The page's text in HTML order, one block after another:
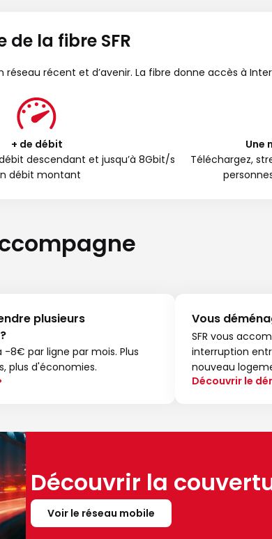
de la fibre SFR
réseau récent et d’avenir. La fibre donne accès à
+ de débit
descendant et jusqu’à 8Gbit/s
débit montant
Une
Téléchargez,
plusieurs
-8€ par ligne par mois. Plus
plus d'économies.
Vous
SFR vous
interruption
nouveau
Découvrir le
Découvrir la
Voir le réseau mobile